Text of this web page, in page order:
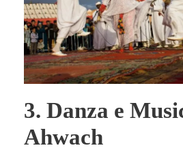
3. Danza e
Ahwach